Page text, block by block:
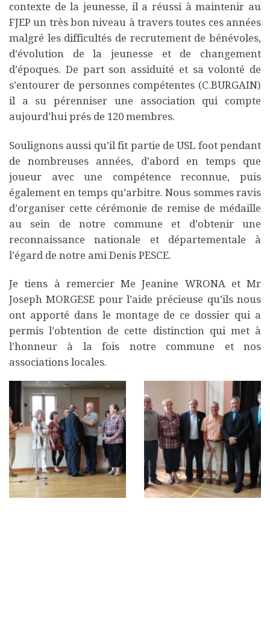
contexte de la jeunesse, il a réussi à maintenir au
FJEP un très bon niveau à travers toutes ces années
malgré les difficultés de recrutement de bénévoles,
d’évolution de la jeunesse et de changement
d’époques. De part son assiduité et sa volonté de
s’entourer de personnes compétentes (C.BURGAIN)
il a su pérenniser une association qui compte
aujourd’hui prés de 120 membres.
Soulignons aussi qu’il fit partie de USL foot pendant
de nombreuses années, d’abord en temps que
joueur avec une compétence reconnue, puis
également en temps qu’arbitre. Nous sommes ravis
d’organiser cette cérémonie de remise de médaille
au sein de notre commune et d’obtenir une
reconnaissance nationale et départementale à
l’égard de notre ami Denis PESCE.
Je tiens à remercier Me Jeanine WRONA et Mr
Joseph MORGESE pour l’aide précieuse qu’ils nous
ont apporté dans le montage de ce dossier qui a
permis l’obtention de cette distinction qui met à
l’honneur à la fois notre commune et nos
associations locales.